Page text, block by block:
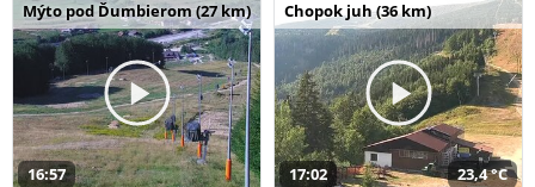
Mýto pod Ďumbierom (27 km)
16:57
Chopok juh (36 km)
17:02 23,4 °C